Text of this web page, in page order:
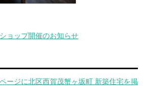
ョップ開催のお知らせ
ージに北区西賀茂蟹ヶ坂町 新築住宅を掲